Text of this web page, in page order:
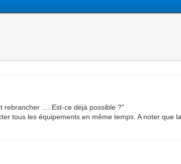
rebrancher .... Est-ce déjà possible ?"
tous les équipements en même temps. A noter que